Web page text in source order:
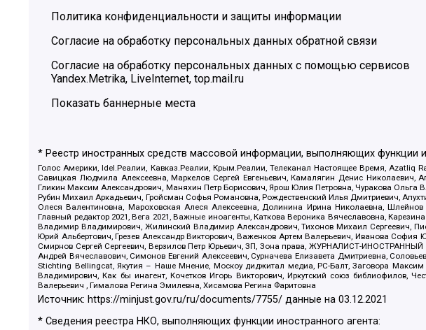
Политика конфиденциальности и защиты информации
Согласие на обработку персональных данных обратной связи
Согласие на обработку персональных данных с помощью сервисов
Yandex.Metrika, LiveInternet, top.mail.ru
Показать баннерные места
* Реестр иностранных средств массовой информации, выполняющих функции
Голос Америки, Idel.Реалии, Кавказ.Реалии, Крым.Реалии, Телеканал Настоящее Время, Azatliq
Савицкая Людмила Алексеевна, Маркелов Сергей Евгеньевич, Камалягин Денис
Гликин Максим Александрович, Маняхин Петр Борисович, Ярош Юлия Петровна, Чуракова
Рубин Михаил Аркадьевич, Гройсман Софья Романовна, Рождественский Илья Дмитриевич,
Олеся Валентиновна, Мароховская Алеся Алексеевна, Долинина Ирина Николаевна,
Главный редактор 2021, Вега 2021, Важные иноагенты, Каткова Вероника Вячеславовна,
Владимир Владимирович, Жилинский Владимир Александрович, Тихонов Михаил Сергеевич,
Юрий Альбертович, Грезев Александр Викторович, Важенков Артем Валерьевич, Иванова
Смирнов Сергей Сергеевич, Верзилов Петр Юрьевич, ЗП, Зона права, ЖУРНАЛИСТ-ИНОСТРАННЫЙ
Андрей Вячеславович, Симонов Евгений Алексеевич, Сурначева Елизавета Дмитриевна,
Stichting Bellingcat, Якутия – Наше Мнение, Москоу диджитал медиа, РС-Балт, Заговора
Владимирович, Как бы инагент, Кочетков Игорь Викторович, Иркутский союз библиофилов,
Валерьевич , Гималова Регина Эмилевна, Хисамова Регина Фаритовна
Источник: https://minjust.gov.ru/ru/documents/7755/ данные на03.12.2021
* Сведения реестра НКО, выполняющих функции иностранного агента: